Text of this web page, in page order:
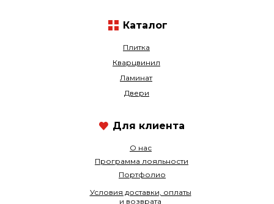
Плитка
Кварцвинил
О нас
Ламинат
Программа лояльности
Двери
Портфолио
Условия доставки, оплаты
и возврата
Каталог
Для клиента